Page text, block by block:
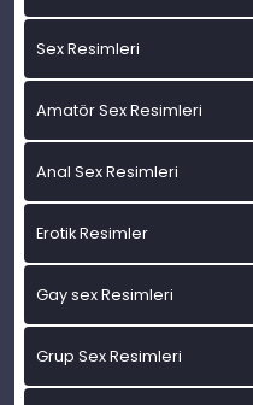
Sex Resimleri
Amatör Sex Resimleri
Anal Sex Resimleri
Erotik Resimler
Gay sex Resimleri
Grup Sex Resimleri